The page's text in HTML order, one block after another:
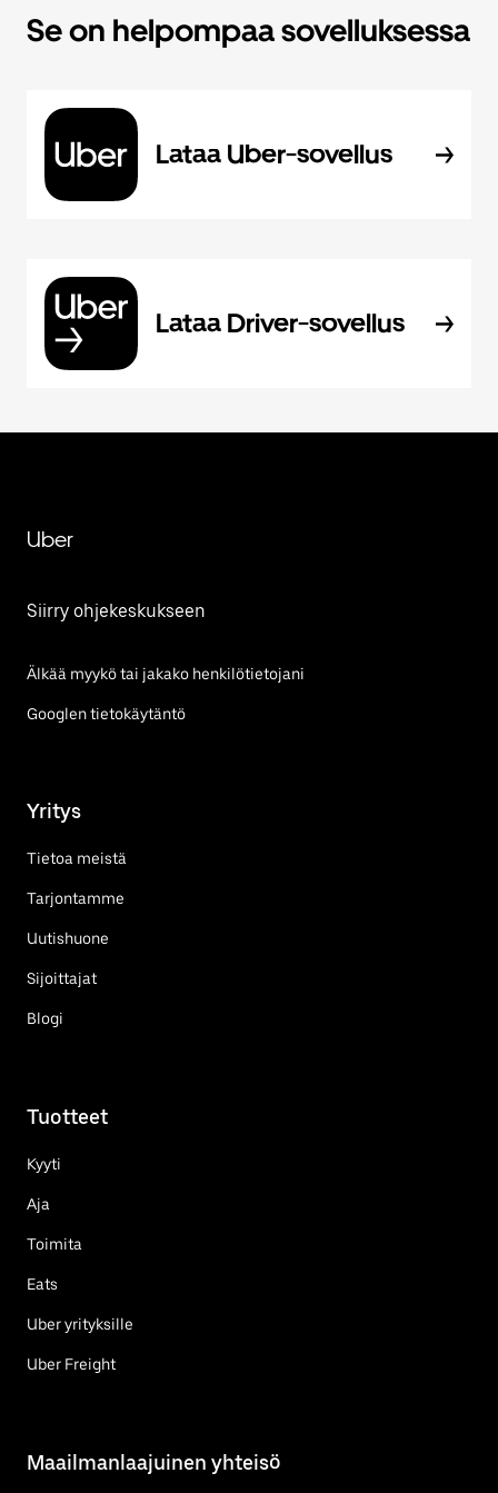
Se on helpompaa sovelluksessa
Lataa Uber-sovellus
Lataa Driver-sovellus
Uber
Siirry ohjekeskukseen
Älkää myykö tai jakako henkilötietojani
Googlen tietokäytäntö
Yritys
Tietoa meistä
Tarjontamme
Uutishuone
Sijoittajat
Blogi
Tuotteet
Kyyti
Aja
Toimita
Eats
Uber yrityksille
Uber Freight
Maailmanlaajuinen yhteisö